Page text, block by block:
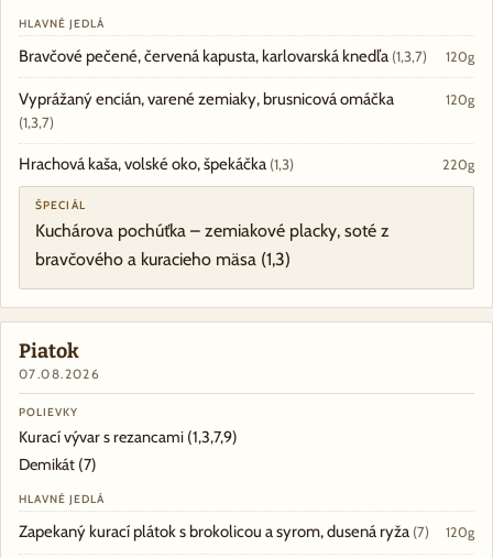
HLAVNÉ JEDLÁ
Bravčové pečené, červená kapusta, karlovarská knedľa (1,3,7) 120g
Vyprážaný encián, varené zemiaky, brusnicová omáčka
(1,3,7)
120g
Hrachová kaša, volské oko, špekáčka (1,3) 220g
ŠPECIÁL
Kuchárova pochúťka – zemiakové placky, soté z
bravčového a kuracieho mäsa (1,3)
Piatok
07.08.2026
POLIEVKY
Kurací vývar s rezancami (1,3,7,9)
Demikát (7)
HLAVNÉ JEDLÁ
Zapekaný kurací plátok s brokolicou a syrom, dusená ryža (7) 120g